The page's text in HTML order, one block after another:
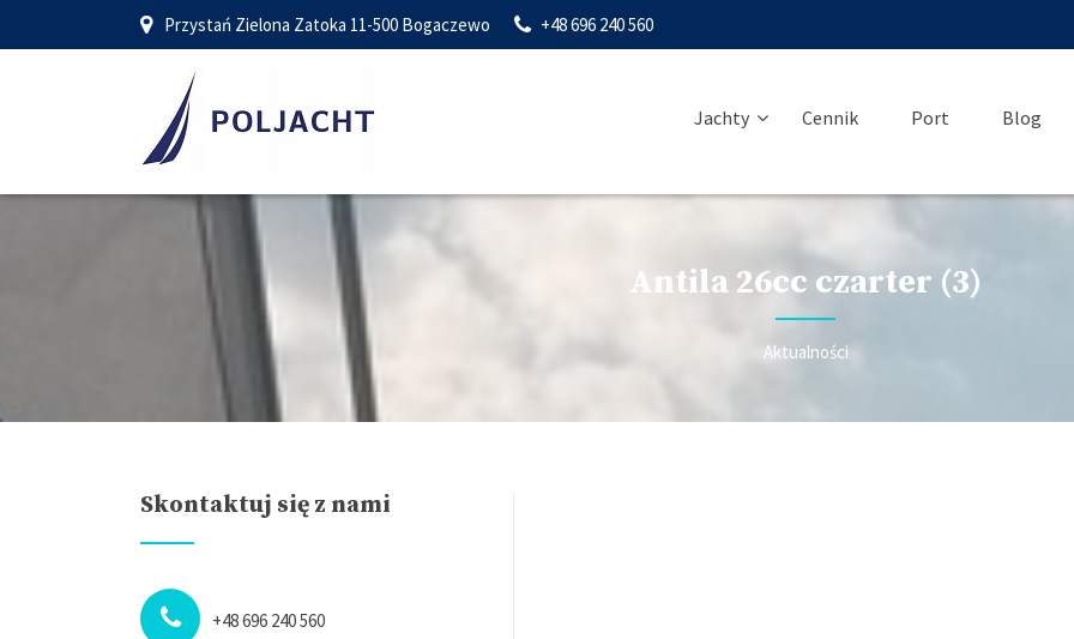
Przystań Zielona Zatoka 11-500 Bogaczewo +48 696 240 560
Jachty Cennik Port Blog
Antila 26cc czarter (3)
Aktualności
Skontaktuj się z nami
+48 696 240 560